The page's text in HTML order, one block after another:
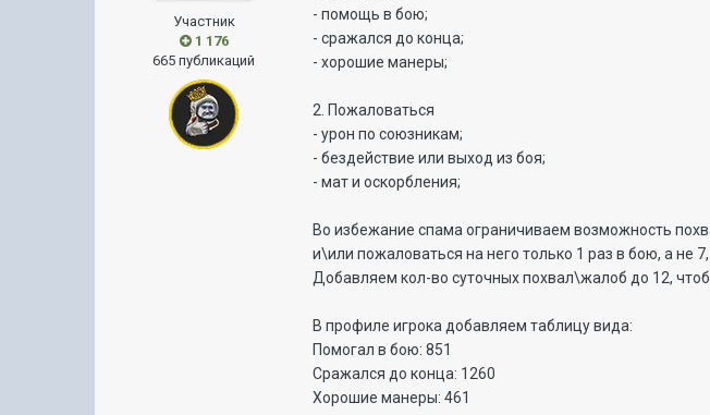
Участник
1 176
665 публикаций
- помощь в бою;
- сражался до конца;
- хорошие манеры;
2. Пожаловаться
- урон по союзникам;
- бездействие или выход из боя;
- мат и оскорбления;
Во избежание спама ограничиваем возможность
и\или пожаловаться на него только 1 раз в бою, а не 7,
Добавляем кол-во суточных похвал\жалоб до 12,
В профиле игрока добавляем таблицу вида:
Помогал в бою: 851
Сражался до конца: 1260
Хорошие манеры: 461